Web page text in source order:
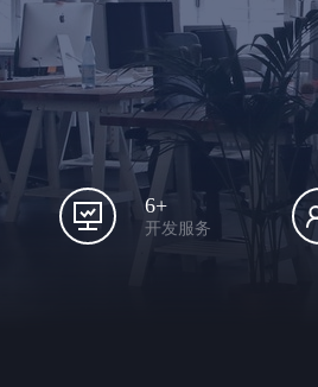
6+
开发服务